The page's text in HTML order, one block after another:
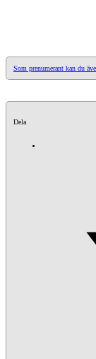
Som prenumerant kan du
Dela